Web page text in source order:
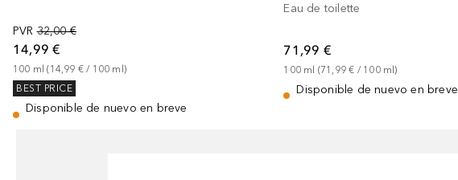
PVR 32,00 €
14,99 €
100 ml (14,99 € / 100 ml )
BEST PRICE
Disponible de nuevo en breve
Eau de toilette
71,99 €
100 ml (71,99 € / 100 ml)
Disponible de nuevo en breve